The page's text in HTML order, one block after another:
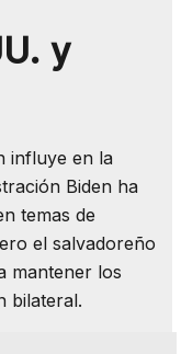
y
influye en la
Biden ha
temas de
el salvadoreño
mantener los
bilateral.